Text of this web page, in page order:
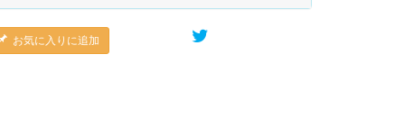
お気に入りに追加